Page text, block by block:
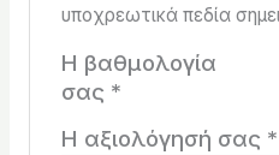
υποχρεωτικά πεδία
Η βαθμολογία
σας *
Η αξιολόγησή σας *